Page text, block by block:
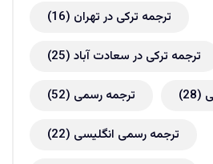
ترجمه ترکی در تهران (16)
ترجمه ترکی در سعادت آباد (25)
ترجمه رسمی (52) (28)
ترجمه رسمی انگلیسی (22)